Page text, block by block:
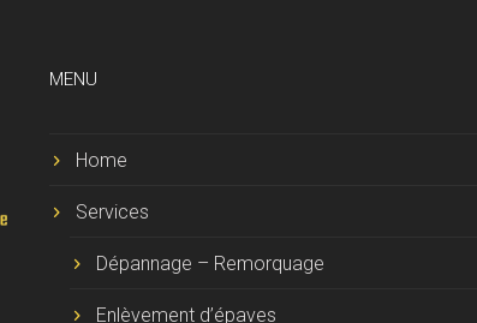
MENU
Home
Services
Dépannage – Remorquage
Enlèvement d’épaves